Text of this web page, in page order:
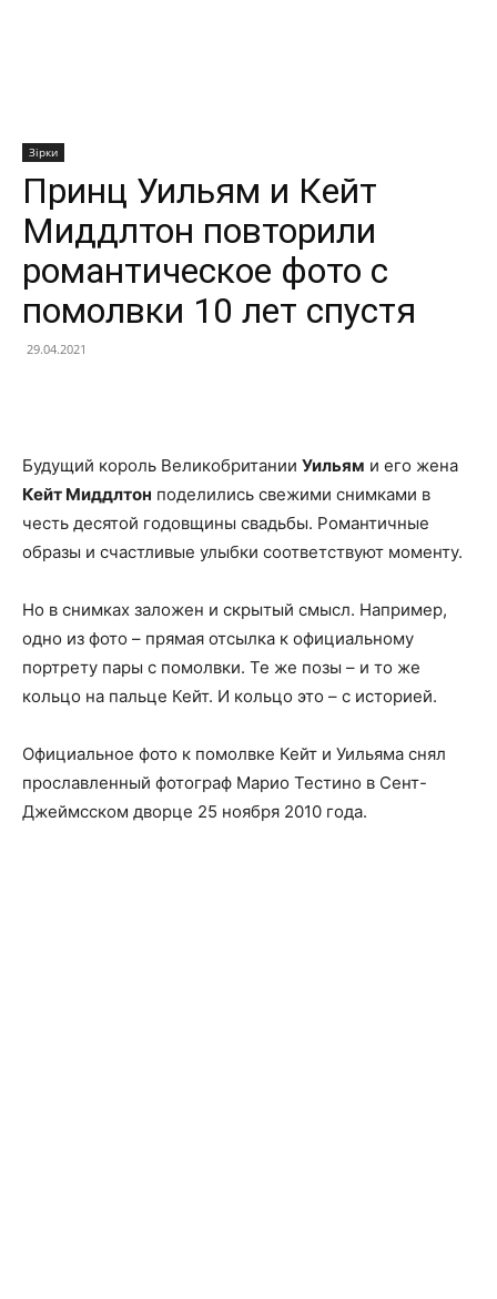
Зірки
Принц Уильям и Кейт
Миддлтон повторили
романтическое фото с
помолвки 10 лет спустя
29.04.2021
Будущий король Великобритании Уильям и его жена
Кейт Миддлтон поделились свежими снимками в
честь десятой годовщины свадьбы. Романтичные
образы и счастливые улыбки соответствуют моменту.
Но в снимках заложен и скрытый смысл. Например,
одно из фото – прямая отсылка к официальному
портрету пары с помолвки. Те же позы – и то же
кольцо на пальце Кейт. И кольцо это – с историей.
Официальное фото к помолвке Кейт и Уильяма снял
прославленный фотограф Марио Тестино в Сент-
Джеймсском дворце 25 ноября 2010 года.